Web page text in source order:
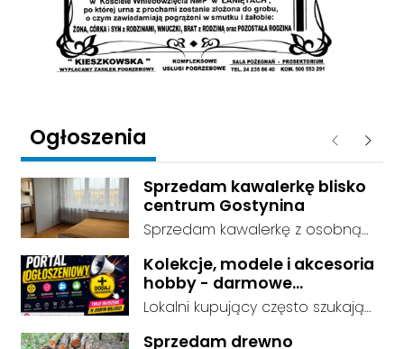
Ogłoszenia Poprzednie
Sprzedam kawalerkę blisko
centrum Gostynina
Sprzedam kawalerkę z osobną
Stan dobry - do zamieszkania, 3
piętro. Standard wykończenia -
dobry. cena do negocjacji.
Kolekcje, modele i akcesoria
hobby - darmowe
ogłoszenia, dodaj swoje za
Lokalni kupujący często szukają
Sprzedam drewno